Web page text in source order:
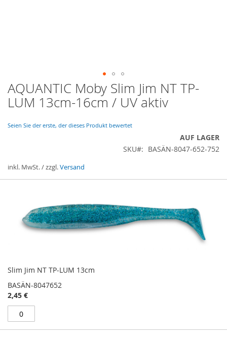
Zum
Anfang
der
springen
AQUANTIC Moby Slim Jim NT TP-
LUM 13cm-16cm / UV aktiv
Seien Sie der erste, der dieses Produkt bewertet
AUF LAGER
SKU
BASÄN-8047-652-752
inkl. MwSt. / zzgl.Versand
Slim Jim NT TP-LUM 13cm
BASÄN-8047652
2,45 €